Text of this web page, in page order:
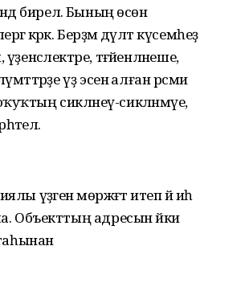
бирелә. Бының өсөн
Берҙәм дәүләт күсемһеҙ
тәғәйенләнеше,
үҙ эсенә алған рәсми
сикләнеү-сикләнмәүе,
мөрәжәғәт итеп йә иһә
Объекттың адресын йәки